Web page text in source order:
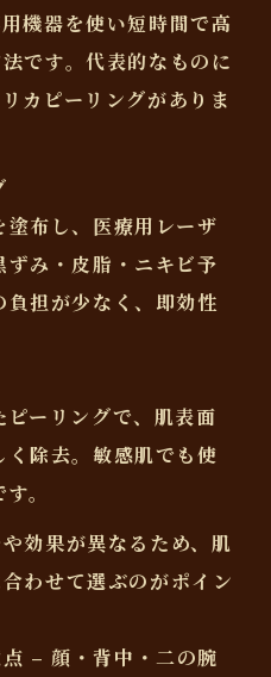
機器を使い短時間で高
です。代表的なものに
カピーリングがありま
塗布し、医療用レーザ
み・皮脂・ニキビ予
担が少なく、即効性
ーリングで、肌表面
除去。敏感肌でも使
。
効果が異なるため、肌
わせて選ぶのがポイン
– 顔・背中・二の腕